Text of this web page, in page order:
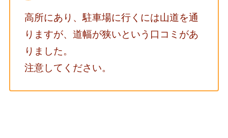
高所にあり、駐車場に行くには山道を通
りますが、道幅が狭いという口コミがあ
りました。
注意してください。